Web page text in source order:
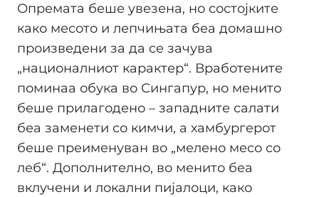
Опремата беше увезена, но состојките
како месото и лепчињата беа домашно
произведени за да се зачува
„националниот карактер“. Вработените
поминаа обука во Сингапур, но менито
беше прилагодено – западните салати
беа заменети со кимчи, а хамбургерот
беше преименуван во „мелено месо со
леб“. Дополнително, во менито беа
вклучени и локални пијалоци, како